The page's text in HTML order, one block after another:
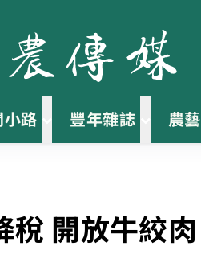
路 豐年雜誌 農藝
開放牛絞肉